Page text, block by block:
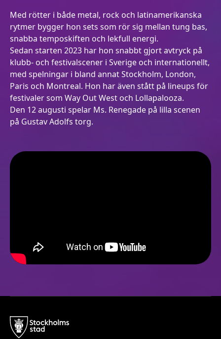
Med rötter i både metal, rock och latinamerikanska
rytmer bygger hon sets som rör sig mellan tung bas,
snabba temposkiften och lekfull energi.
Sedan starten 2023 har hon snabbt gjort avtryck på
klubb- och festivalscener i Sverige och internationellt,
med spelningar i bland annat Stockholm, London,
Paris och Montreal. Hon har även stått på lineups för
festivaler som Way Out West och Lollapalooza.
Den 12 augusti spelar Ms. Renegade på lilla scenen
på Gustav Adolfs torg.